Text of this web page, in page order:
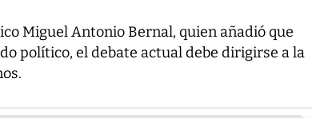
Miguel Antonio Bernal, quien añadió que
político, el debate actual debe dirigirse a la